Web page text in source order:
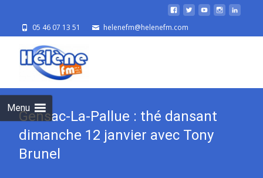
05 46 07 13 51 helenefm@helenefm.com
Menu
Gensac-La-Pallue : thé dansant
dimanche 12 janvier avec Tony
Brunel